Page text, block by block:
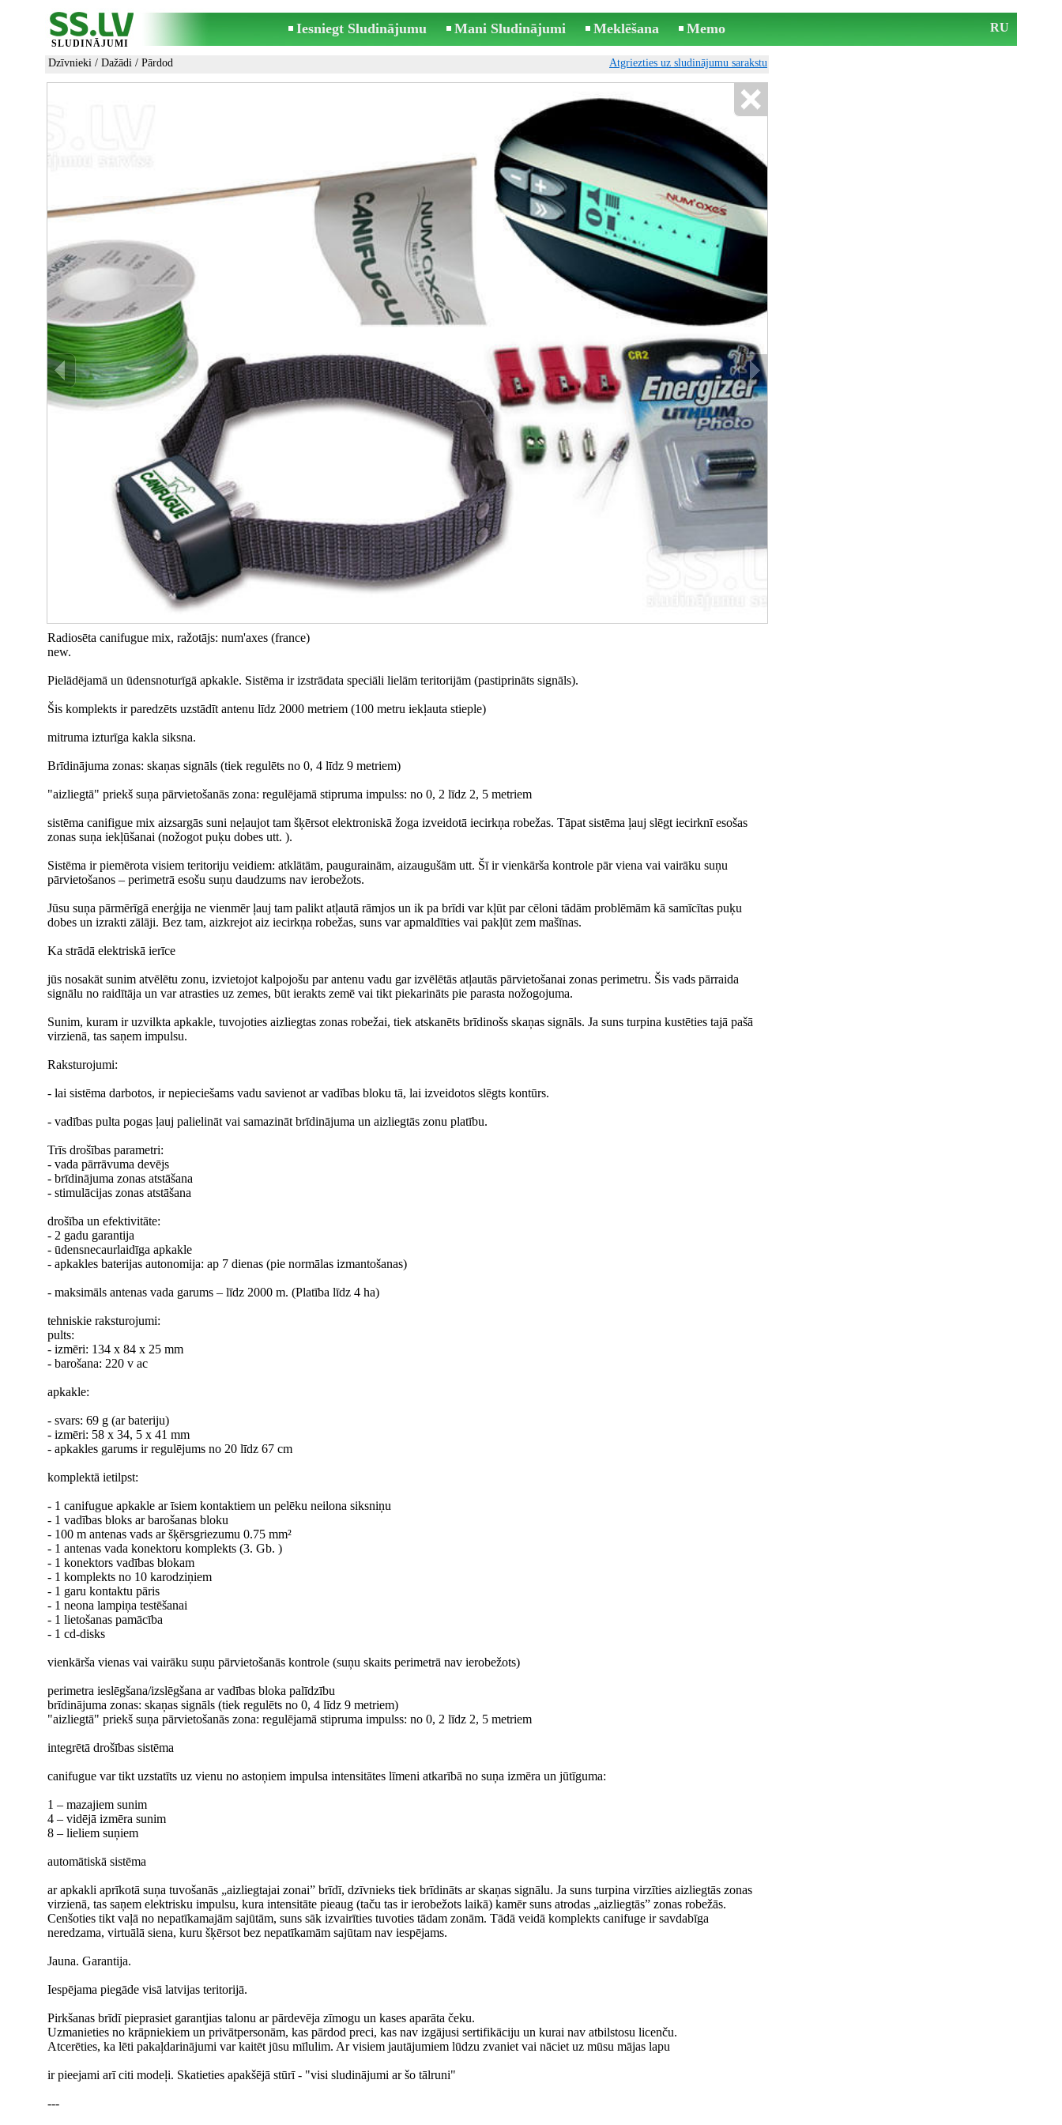
SLUDINĀJUMI
Iesniegt Sludinājumu Mani Sludinājumi Meklēšana Memo RU
Dzīvnieki / Dažādi / Pārdod Atgriezties uz sludinājumu sarakstu
Radiosēta canifugue mix, ražotājs: num'axes (france)
new.
Pielādējamā un ūdensnoturīgā apkakle. Sistēma ir izstrādata speciāli lielām teritorijām (pastiprināts signāls).
Šis komplekts ir paredzēts uzstādīt antenu līdz 2000 metriem (100 metru iekļauta stieple)
mitruma izturīga kakla siksna.
Brīdinājuma zonas: skaņas signāls (tiek regulēts no 0, 4 līdz 9 metriem)
"aizliegtā" priekš suņa pārvietošanās zona: regulējamā stipruma impulss: no 0, 2 līdz 2, 5 metriem
sistēma canifigue mix aizsargās suni neļaujot tam šķērsot elektroniskā žoga izveidotā iecirkņa robežas. Tāpat sistēma ļauj slēgt iecirknī esošas
zonas suņa iekļūšanai (nožogot puķu dobes utt. ).
Sistēma ir piemērota visiem teritoriju veidiem: atklātām, paugurainām, aizaugušām utt. Šī ir vienkārša kontrole pār viena vai vairāku suņu
pārvietošanos – perimetrā esošu suņu daudzums nav ierobežots.
Jūsu suņa pārmērīgā enerģija ne vienmēr ļauj tam palikt atļautā rāmjos un ik pa brīdi var kļūt par cēloni tādām problēmām kā samīcītas puķu
dobes un izrakti zālāji. Bez tam, aizkrejot aiz iecirkņa robežas, suns var apmaldīties vai pakļūt zem mašīnas.
Ka strādā elektriskā ierīce
jūs nosakāt sunim atvēlētu zonu, izvietojot kalpojošu par antenu vadu gar izvēlētās atļautās pārvietošanai zonas perimetru. Šis vads pārraida
signālu no raidītāja un var atrasties uz zemes, būt ierakts zemē vai tikt piekarināts pie parasta nožogojuma.
Sunim, kuram ir uzvilkta apkakle, tuvojoties aizliegtas zonas robežai, tiek atskanēts brīdinošs skaņas signāls. Ja suns turpina kustēties tajā pašā
virzienā, tas saņem impulsu.
Raksturojumi:
- lai sistēma darbotos, ir nepieciešams vadu savienot ar vadības bloku tā, lai izveidotos slēgts kontūrs.
- vadības pulta pogas ļauj palielināt vai samazināt brīdinājuma un aizliegtās zonu platību.
Trīs drošības parametri:
- vada pārrāvuma devējs
- brīdinājuma zonas atstāšana
- stimulācijas zonas atstāšana
drošība un efektivitāte:
- 2 gadu garantija
- ūdensnecaurlaidīga apkakle
- apkakles baterijas autonomija: ap 7 dienas (pie normālas izmantošanas)
- maksimāls antenas vada garums – līdz 2000 m. (Platība līdz 4 ha)
tehniskie raksturojumi:
pults:
- izmēri: 134 x 84 x 25 mm
- barošana: 220 v ac
apkakle:
- svars: 69 g (ar bateriju)
- izmēri: 58 x 34, 5 x 41 mm
- apkakles garums ir regulējums no 20 līdz 67 cm
komplektā ietilpst:
- 1 canifugue apkakle ar īsiem kontaktiem un pelēku neilona siksniņu
- 1 vadības bloks ar barošanas bloku
- 100 m antenas vads ar šķērsgriezumu 0.75 mm²
- 1 antenas vada konektoru komplekts (3. Gb. )
- 1 konektors vadības blokam
- 1 komplekts no 10 karodziņiem
- 1 garu kontaktu pāris
- 1 neona lampiņa testēšanai
- 1 lietošanas pamācība
- 1 cd-disks
vienkārša vienas vai vairāku suņu pārvietošanās kontrole (suņu skaits perimetrā nav ierobežots)
perimetra ieslēgšana/izslēgšana ar vadības bloka palīdzību
brīdinājuma zonas: skaņas signāls (tiek regulēts no 0, 4 līdz 9 metriem)
"aizliegtā" priekš suņa pārvietošanās zona: regulējamā stipruma impulss: no 0, 2 līdz 2, 5 metriem
integrētā drošības sistēma
canifugue var tikt uzstatīts uz vienu no astoņiem impulsa intensitātes līmeni atkarībā no suņa izmēra un jūtīguma:
1 – mazajiem sunim
4 – vidējā izmēra sunim
8 – lieliem suņiem
automātiskā sistēma
ar apkakli aprīkotā suņa tuvošanās „aizliegtajai zonai” brīdī, dzīvnieks tiek brīdināts ar skaņas signālu. Ja suns turpina virzīties aizliegtās zonas
virzienā, tas saņem elektrisku impulsu, kura intensitāte pieaug (taču tas ir ierobežots laikā) kamēr suns atrodas „aizliegtās” zonas robežās.
Cenšoties tikt vaļā no nepatīkamajām sajūtām, suns sāk izvairīties tuvoties tādam zonām. Tādā veidā komplekts canifuge ir savdabīga
neredzama, virtuālā siena, kuru šķērsot bez nepatīkamām sajūtam nav iespējams.
Jauna. Garantija.
Iespējama piegāde visā latvijas teritorijā.
Pirkšanas brīdī pieprasiet garantjias talonu ar pārdevēja zīmogu un kases aparāta čeku.
Uzmanieties no krāpniekiem un privātpersonām, kas pārdod preci, kas nav izgājusi sertifikāciju un kurai nav atbilstosu licenču.
Atcerēties, ka lēti pakaļdarinājumi var kaitēt jūsu mīlulim. Ar visiem jautājumiem lūdzu zvaniet vai nāciet uz mūsu mājas lapu
ir pieejami arī citi modeļi. Skatieties apakšējā stūrī - "visi sludinājumi ar šo tālruni"
---